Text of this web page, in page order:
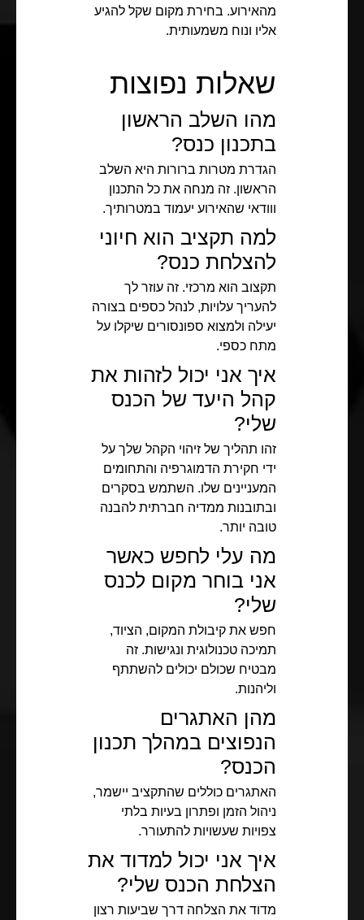
מהאירוע. בחירת מקום שקל להגיע
אליו ונוח משמעותית.
שאלות נפוצות
מהו השלב הראשון
בתכנון כנס?
הגדרת מטרות ברורות היא השלב
הראשון. זה מנחה את כל התכנון
ווודאי שהאירוע יעמוד במטרותיך.
למה תקציב הוא חיוני
להצלחת כנס?
תקצוב הוא מרכזי. זה עוזר לך
להעריך עלויות, לנהל כספים בצורה
יעילה ולמצוא ספונסורים שיקלו על
מתח כספי.
איך אני יכול לזהות את
קהל היעד של הכנס
שלי?
זהו תהליך של זיהוי הקהל שלך על
ידי חקירת הדמוגרפיה והתחומים
המעניינים שלו. השתמש בסקרים
ובתובנות ממדיה חברתית להבנה
טובה יותר.
מה עלי לחפש כאשר
אני בוחר מקום לכנס
שלי?
חפש את קיבולת המקום, הציוד,
תמיכה טכנולוגית ונגישות. זה
מבטיח שכולם יכולים להשתתף
וליהנות.
מהן האתגרים
הנפוצים במהלך תכנון
הכנס?
האתגרים כוללים שהתקציב יישמר,
ניהול הזמן ופתרון בעיות בלתי
צפויות שעשויות להתעורר.
איך אני יכול למדוד את
הצלחת הכנס שלי?
מדוד את הצלחה דרך שביעות רצון